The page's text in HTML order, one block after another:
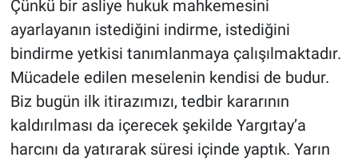
Çünkü bir asliye hukuk mahkemesini
ayarlayanın istediğini indirme, istediğini
bindirme yetkisi tanımlanmaya çalışılmaktadır.
Mücadele edilen meselenin kendisi de budur.
Biz bugün ilk itirazımızı, tedbir kararının
kaldırılması da içerecek şekilde Yargıtay’a
harcını da yatırarak süresi içinde yaptık. Yarın